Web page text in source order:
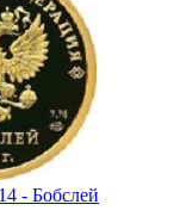
- Бобслей